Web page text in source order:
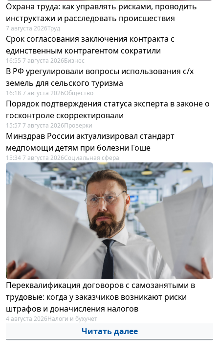
Охрана труда: как управлять рисками, проводить
инструктажи и расследовать происшествия
7 августа 2026Труд
Срок согласования заключения контракта с
единственным контрагентом сократили
16:55 7 августа 2026Бизнес
В РФ урегулировали вопросы использования с/х
земель для сельского туризма
16:18 7 августа 2026Общество
Порядок подтверждения статуса эксперта в законе о
госконтроле скорректировали
15:57 7 августа 2026Проверки
Минздрав России актуализировал стандарт
медпомощи детям при болезни Гоше
15:34 7 августа 2026Социальная сфера
Переквалификация договоров с самозанятыми в
трудовые: когда у заказчиков возникают риски
штрафов и доначисления налогов
4 августа 2026Налоги и бухучет
Читать далее